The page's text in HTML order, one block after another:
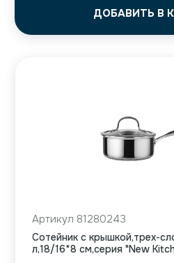
ДОБАВИТЬ В
Артикул 81280243
Сотейник с крышкой,трех-
л,18/16*8 см,серия "New